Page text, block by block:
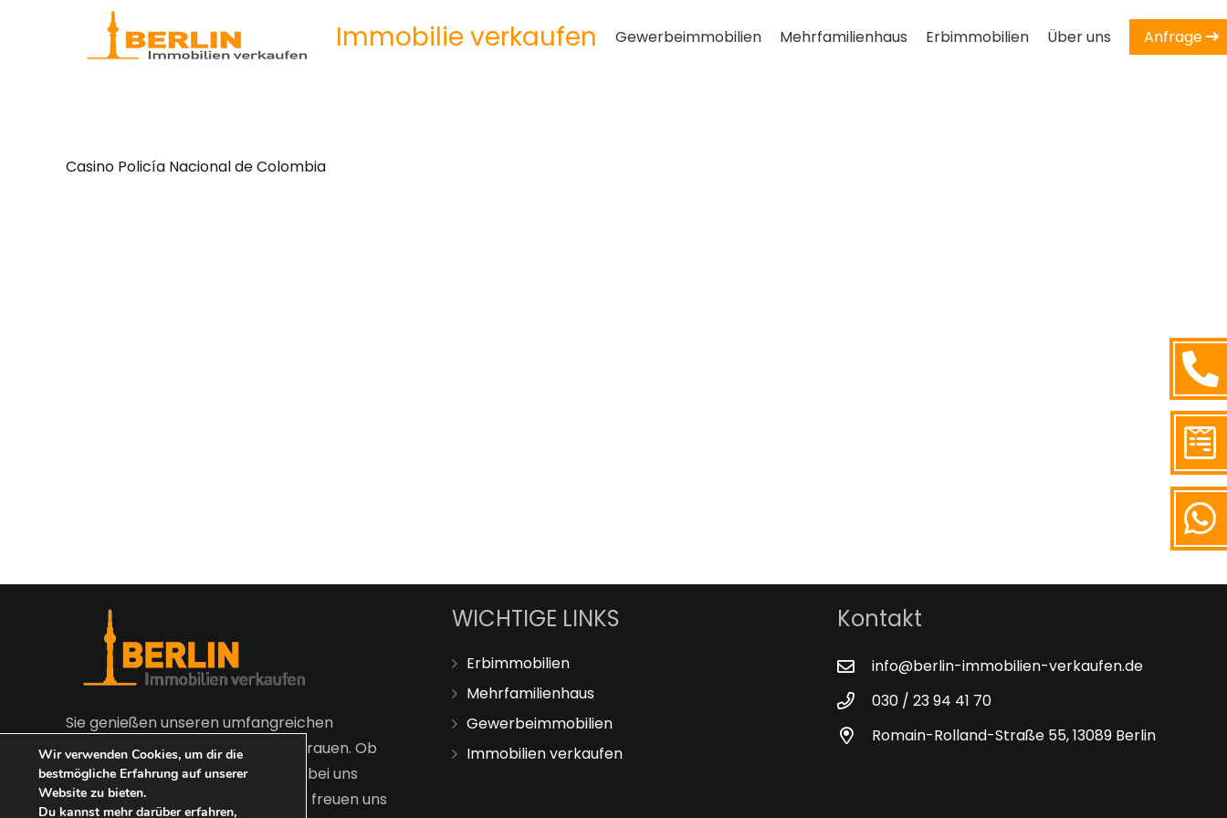
Immobilie verkaufen Gewerbeimmobilien Mehrfamilienhaus Erbimmobilien Über uns Anfrage
Casino Policía Nacional de Colombia
Sie genießen unseren umfangreichen
Leistungen, Transparenz und Vertrauen. Ob
Eigentümer oder Kaufinteressent bei uns
sind sie in den besten Händen. Wir freuen uns
WICHTIGE LINKS
Erbimmobilien
Mehrfamilienhaus
Gewerbeimmobilien
Immobilien verkaufen
Kontakt
info@berlin-immobilien-verkaufen.de
030 / 23 94 41 70
Romain-Rolland-Straße 55, 13089 Berlin
Wir verwenden Cookies, um dir die
bestmögliche Erfahrung auf unserer
Website zu bieten.
Du kannst mehr darüber erfahren,